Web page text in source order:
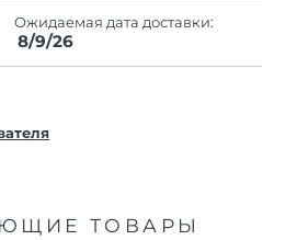
Ожидаемая дата доставки:
8/9/26
ТОВАРЫ